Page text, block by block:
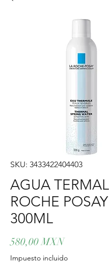
SKU: 3433422404403
AGUA
ROCHE POSAY
300ML
580,00 MXNPrecio
Impuesto incluido